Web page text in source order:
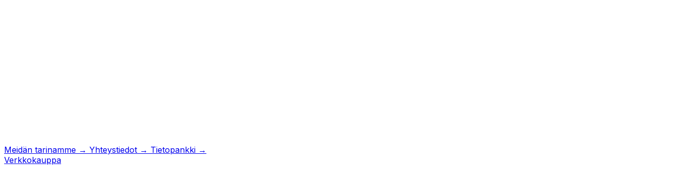
Meidän tarinamme → Yhteystiedot → Tietopankki →
Verkkokauppa